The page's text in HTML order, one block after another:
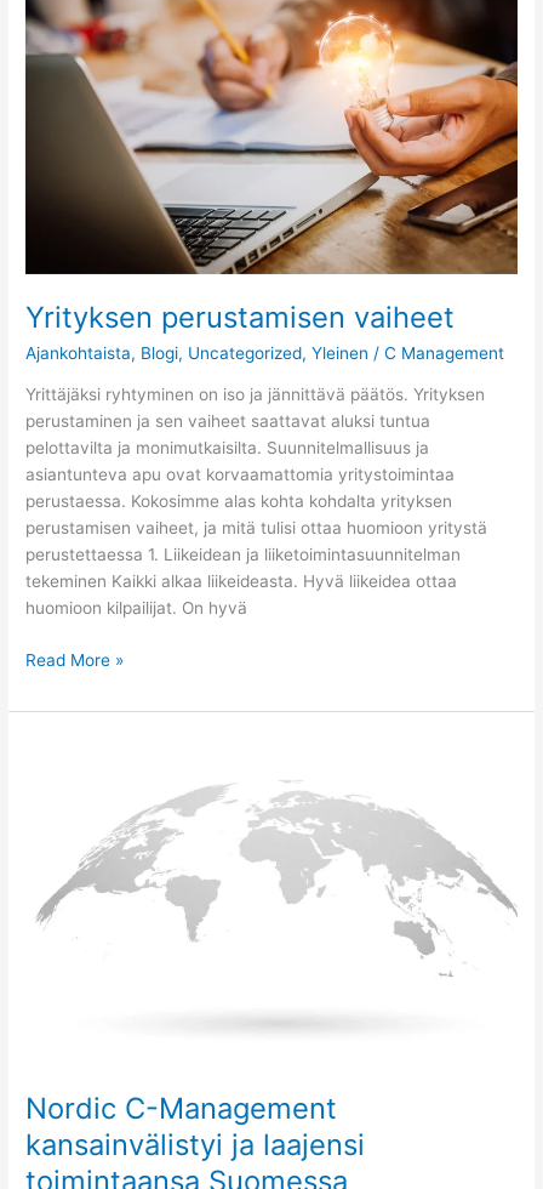
Yrityksen perustamisen vaiheet
Ajankohtaista, Blogi, Uncategorized,Yleinen /C Management
Yrittäjäksi ryhtyminen on iso ja jännittävä päätös. Yrityksen
perustaminen ja sen vaiheet saattavat aluksi tuntua
pelottavilta ja monimutkaisilta. Suunnitelmallisuus ja
asiantunteva apu ovat korvaamattomia yritystoimintaa
perustaessa. Kokosimme alas kohta kohdalta yrityksen
perustamisen vaiheet, ja mitä tulisi ottaa huomioon yritystä
perustettaessa 1. Liikeidean ja liiketoimintasuunnitelman
tekeminen Kaikki alkaa liikeideasta. Hyvä liikeidea ottaa
huomioon kilpailijat. On hyvä
vaiheet
Read More »
Nordic C-Management
kansainvälistyi ja laajensi
toimintaansa Suomessa
kansainvälistyi
laajensi
toimintaansa
Suomessa